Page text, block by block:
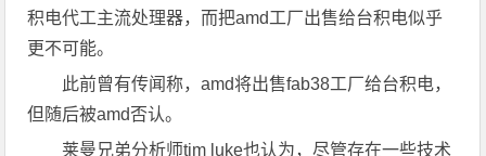
积电代工主流处理器，而把amd工厂出售给台积电似乎
更不可能。
此前曾有传闻称，amd将出售fab38工厂给台积电，
但随后被amd否认。
莱曼兄弟分析师tim luke也认为，尽管存在一些技术